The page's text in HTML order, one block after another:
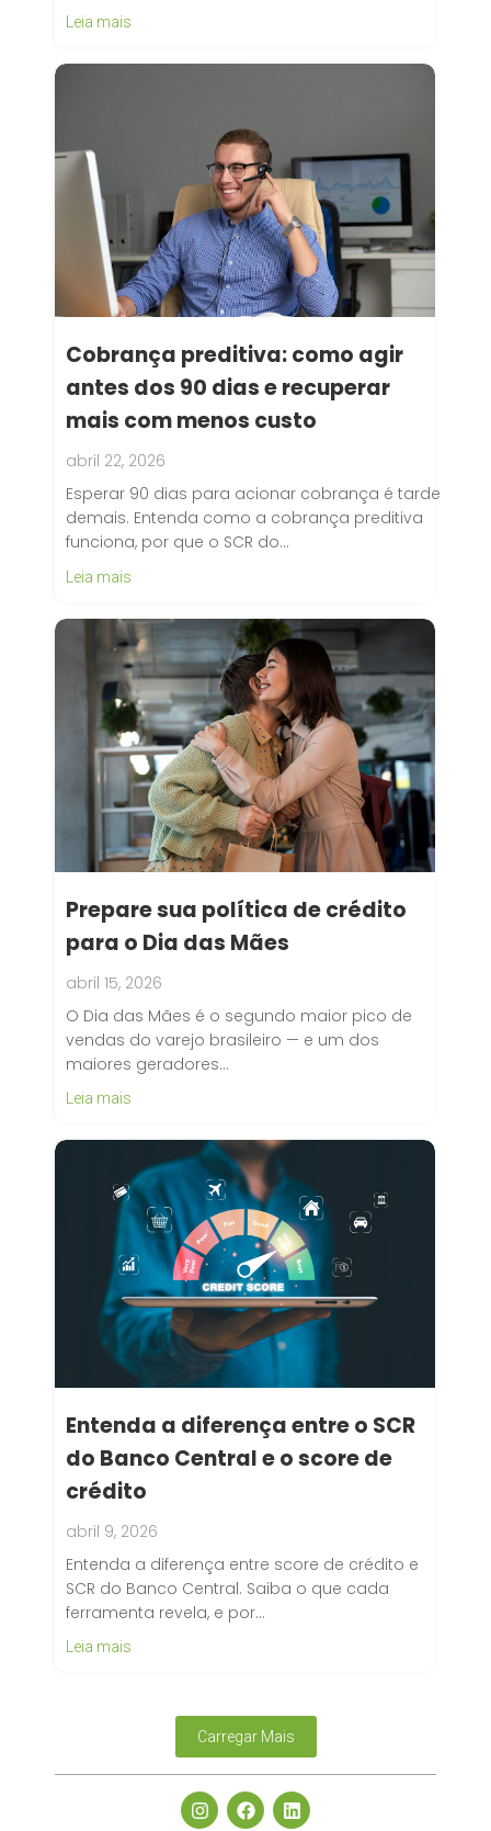
Leia mais
Cobrança preditiva: como agir
antes dos 90 dias e recuperar
mais com menos custo
abril 22, 2026
Esperar 90 dias para acionar cobrança é tarde
demais. Entenda como a cobrança preditiva
funciona, por que o SCR do…
Leia mais
Prepare sua política de crédito
para o Dia das Mães
abril 15, 2026
O Dia das Mães é o segundo maior pico de
vendas do varejo brasileiro — e um dos
maiores geradores…
Leia mais
Entenda a diferença entre o SCR
do Banco Central e o score de
crédito
abril 9, 2026
Entenda a diferença entre score de crédito e
SCR do Banco Central. Saiba o que cada
ferramenta revela, e por…
Leia mais
Carregar Mais